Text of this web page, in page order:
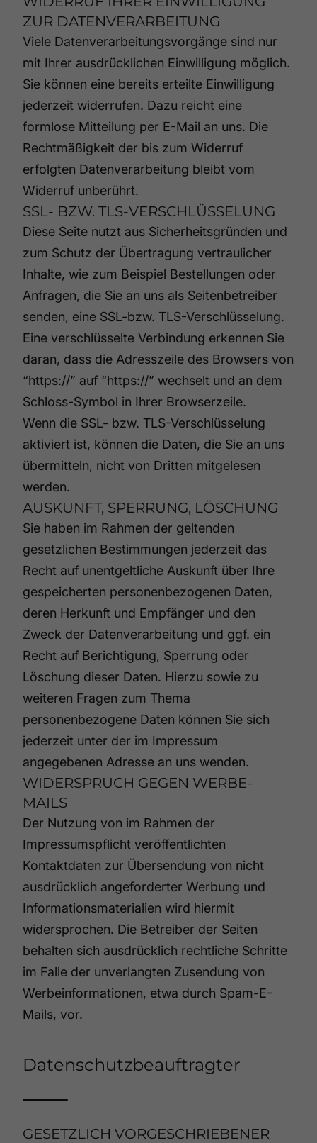
ZUR DATENVERARBEITUNG
Viele Datenverarbeitungsvorgänge sind nur
mit Ihrer ausdrücklichen Einwilligung möglich.
Sie können eine bereits erteilte Einwilligung
jederzeit widerrufen. Dazu reicht eine
formlose Mitteilung per E-Mail an uns. Die
Rechtmäßigkeit der bis zum Widerruf
erfolgten Datenverarbeitung bleibt vom
Widerruf unberührt.
SSL- BZW. TLS-VERSCHLÜSSELUNG
Diese Seite nutzt aus Sicherheitsgründen und
zum Schutz der Übertragung vertraulicher
Inhalte, wie zum Beispiel Bestellungen oder
Anfragen, die Sie an uns als Seitenbetreiber
senden, eine SSL-bzw. TLS-Verschlüsselung.
Eine verschlüsselte Verbindung erkennen Sie
daran, dass die Adresszeile des Browsers von
“https://” auf “https://” wechselt und an dem
Schloss-Symbol in Ihrer Browserzeile.
Wenn die SSL- bzw. TLS-Verschlüsselung
aktiviert ist, können die Daten, die Sie an uns
übermitteln, nicht von Dritten mitgelesen
werden.
AUSKUNFT, SPERRUNG, LÖSCHUNG
Sie haben im Rahmen der geltenden
gesetzlichen Bestimmungen jederzeit das
Recht auf unentgeltliche Auskunft über Ihre
gespeicherten personenbezogenen Daten,
deren Herkunft und Empfänger und den
Zweck der Datenverarbeitung und ggf. ein
Recht auf Berichtigung, Sperrung oder
Löschung dieser Daten. Hierzu sowie zu
weiteren Fragen zum Thema
personenbezogene Daten können Sie sich
jederzeit unter der im Impressum
angegebenen Adresse an uns wenden.
WIDERSPRUCH GEGEN WERBE-
MAILS
Der Nutzung von im Rahmen der
Impressumspflicht veröffentlichten
Kontaktdaten zur Übersendung von nicht
ausdrücklich angeforderter Werbung und
Informationsmaterialien wird hiermit
widersprochen. Die Betreiber der Seiten
behalten sich ausdrücklich rechtliche Schritte
im Falle der unverlangten Zusendung von
Werbeinformationen, etwa durch Spam-E-
Mails, vor.
Datenschutzbeauftragter
GESETZLICH VORGESCHRIEBENER